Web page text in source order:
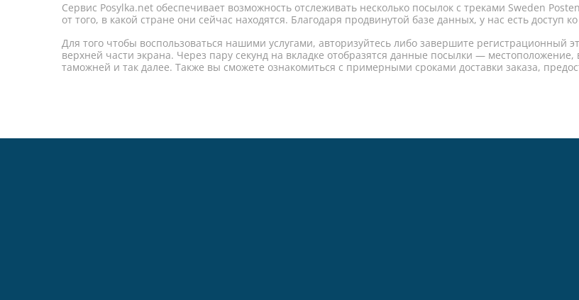
Сервис Posylka.net обеспечивает возможность отслеживать несколько посылок с треками Sweden
от того, в какой стране они сейчас находятся. Благодаря продвинутой базе данных, у нас есть
Для того чтобы воспользоваться нашими услугами, авторизуйтесь либо завершите регистрационный
верхней части экрана. Через пару секунд на вкладке отобразятся данные посылки —
таможней и так далее. Также вы сможете ознакомиться с примерными сроками доставки заказа,